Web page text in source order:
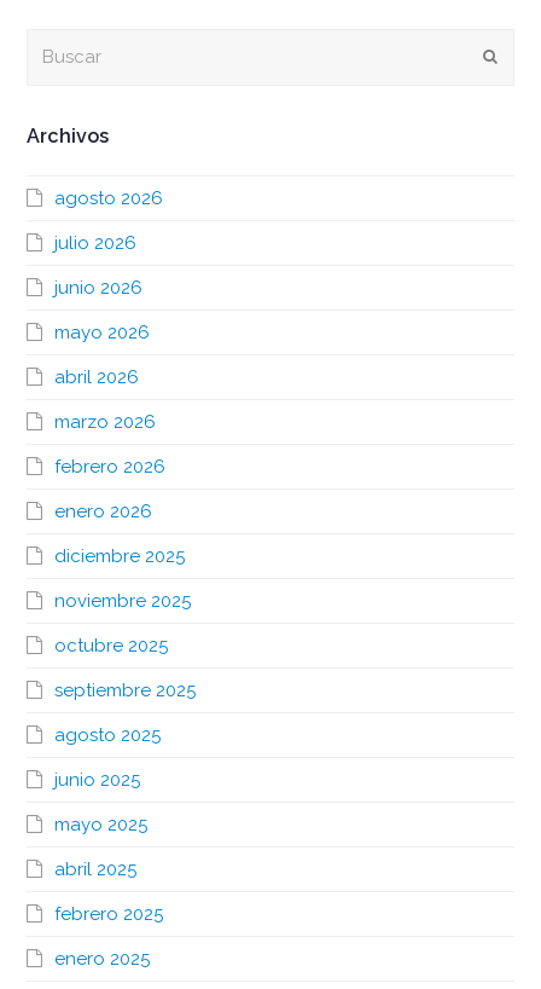
Archivos
agosto 2026
julio 2026
junio 2026
mayo 2026
abril 2026
marzo 2026
febrero 2026
enero 2026
diciembre 2025
noviembre 2025
octubre 2025
septiembre 2025
agosto 2025
junio 2025
mayo 2025
abril 2025
febrero 2025
enero 2025